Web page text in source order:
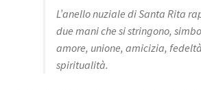
L’anello nuziale di Santa Rita
due mani che si stringono,
amore, unione, amicizia,
spiritualità.